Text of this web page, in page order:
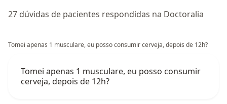
27 dúvidas de pacientes respondidas na Doctoralia
Tomei apenas 1 musculare, eu posso consumir cerveja, depois de 12h?
Tomei apenas 1 musculare, eu posso consumir
cerveja, depois de 12h?